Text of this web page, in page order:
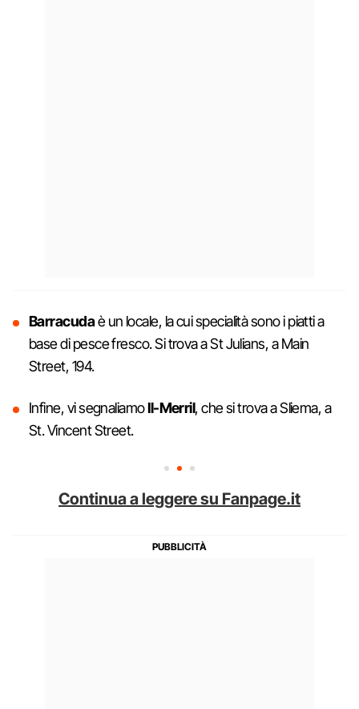
Barracudaè un locale, la cui specialità sono i piatti a
base di pesce fresco. Si trova a St Julians, a Main
Street, 194.
Infine, vi segnaliamoIl-Merril, che si trova a Sliema, a
St. Vincent Street.
Continua a leggere su Fanpage.it